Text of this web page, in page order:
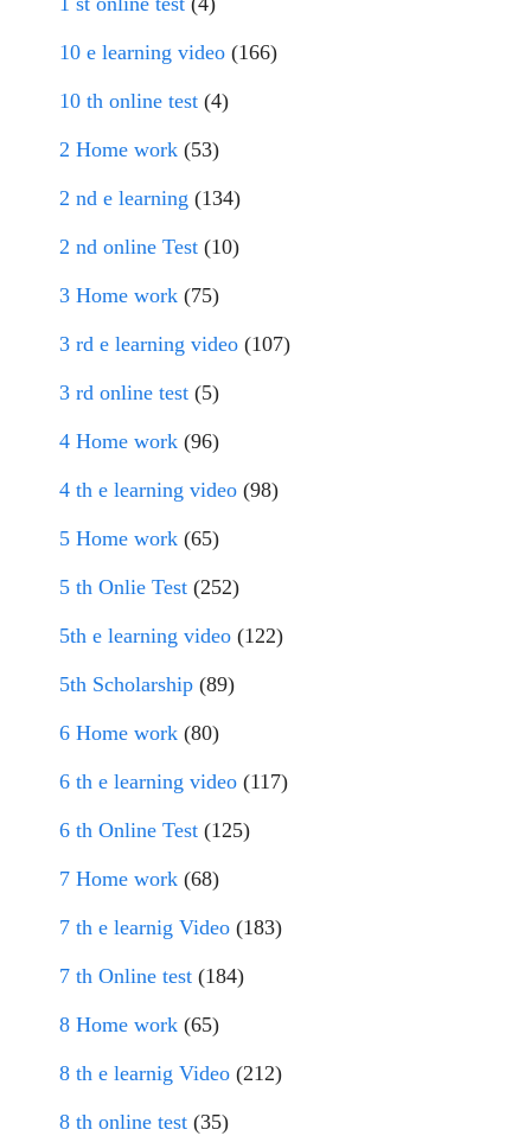
10 e learning video (166)
10 th online test (4)
2 Home work (53)
2 nd e learning (134)
2 nd online Test (10)
3 Home work (75)
3 rd e learning video (107)
3 rd online test (5)
4 Home work (96)
4 th e learning video (98)
5 Home work (65)
5 th Onlie Test (252)
5th e learning video (122)
5th Scholarship (89)
6 Home work (80)
6 th e learning video (117)
6 th Online Test (125)
7 Home work (68)
7 th e learnig Video (183)
7 th Online test (184)
8 Home work (65)
8 th e learnig Video (212)
8 th online test (35)